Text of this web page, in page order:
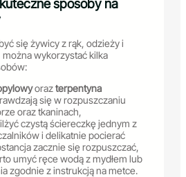
sposoby na
się żywicy z rąk, odzieży i
wykorzystać kilka
orazterpentyna
się w rozpuszczaniu
oraz tkaninach,
czystą ściereczkę jednym z
i delikatnie pocierać
zacznie się rozpuszczać,
umyć ręce wodą z mydłem lub
zgodnie z instrukcją na metce.